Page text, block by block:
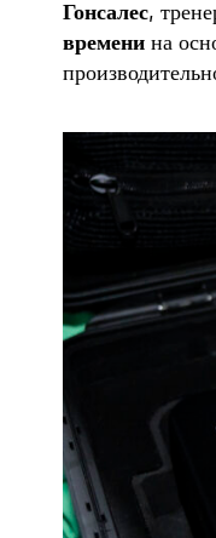
Гонсалес,
времени на